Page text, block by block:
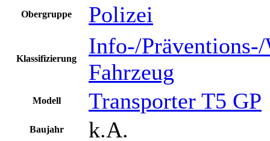
Obergruppe Polizei
Klassifizierung
Info-/Präventions-/
Fahrzeug
Modell Transporter T5 GP
Baujahr k.A.